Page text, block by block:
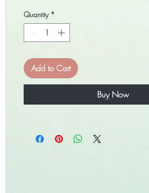
Quantity *
Add to Cart
Buy Now